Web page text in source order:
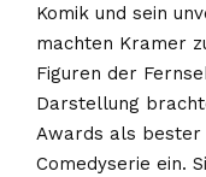
Komik und sein
machten Kramer
Figuren der
Darstellung
Awards als
Comedyserie ein.